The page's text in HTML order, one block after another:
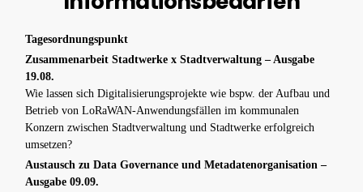
Tagesordnungspunkt
Zusammenarbeit Stadtwerke x Stadtverwaltung – Ausgabe
19.08.
Wie lassen sich Digitalisierungsprojekte wie bspw. der Aufbau und
Betrieb von LoRaWAN-Anwendungsfällen im kommunalen
Konzern zwischen Stadtverwaltung und Stadtwerke erfolgreich
umsetzen?
Austausch zu Data Governance und Metadatenorganisation –
Ausgabe 09.09.